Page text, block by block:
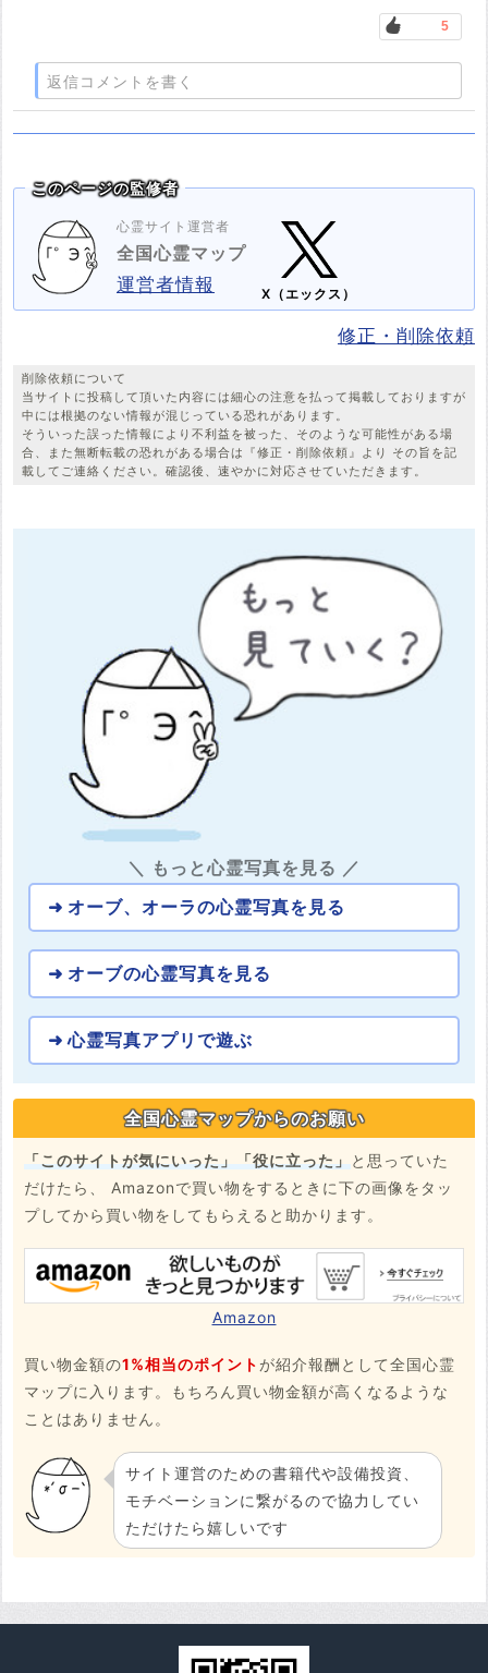
5
返信コメントを書く
このページの監修者
心霊サイト運営者
全国心霊マップ
運営者情報
X（エックス）
修正・削除依頼
削除依頼について
当サイトに投稿して頂いた内容には細心の注意を払って掲載しておりますが
中には根拠のない情報が混じっている恐れがあります。
そういった誤った情報により不利益を被った、そのような可能性がある場
合、また無断転載の恐れがある場合は『修正・削除依頼』より その旨を記
載してご連絡ください。確認後、速やかに対応させていただきます。
＼ もっと心霊写真を見る ／
オーブ、オーラの心霊写真を見る
オーブの心霊写真を見る
心霊写真アプリで遊ぶ
全国心霊マップからのお願い
「このサイトが気にいった」「役に立った」と思っていた
だけたら、 Amazonで買い物をするときに下の画像をタッ
プしてから買い物をしてもらえると助かります。
Amazon
買い物金額の1%相当のポイント が紹介報酬として全国心霊
マップに入ります。もちろん買い物金額が高くなるような
ことはありません。
サイト運営のための書籍代や設備投資、
モチベーションに繋がるので協力してい
ただけたら嬉しいです